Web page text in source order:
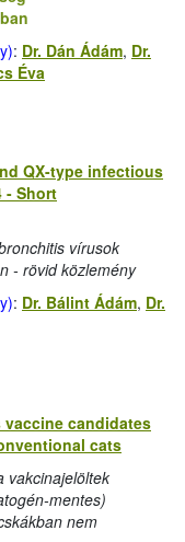
: Dr. Dán Ádám, Dr.
Éva
QX-type infectious
- Short
vírusok
- rövid közlemény
: Dr. Bálint Ádám, Dr.
candidates
cats
vakcinajelöltek
mentes)
nem